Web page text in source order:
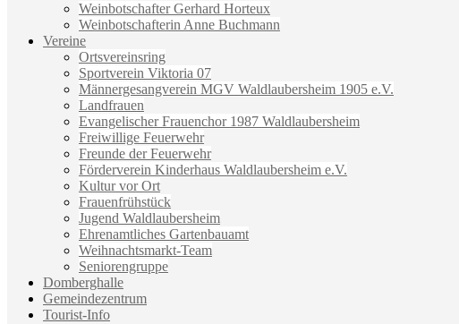
Weinbotschafter Gerhard Horteux
Weinbotschafterin Anne Buchmann
Vereine
Ortsvereinsring
Sportverein Viktoria 07
Männergesangverein MGV Waldlaubersheim 1905 e.V.
Landfrauen
Evangelischer Frauenchor 1987 Waldlaubersheim
Freiwillige Feuerwehr
Freunde der Feuerwehr
Förderverein Kinderhaus Waldlaubersheim e.V.
Kultur vor Ort
Frauenfrühstück
Jugend Waldlaubersheim
Ehrenamtliches Gartenbauamt
Weihnachtsmarkt-Team
Seniorengruppe
Domberghalle
Gemeindezentrum
Tourist-Info